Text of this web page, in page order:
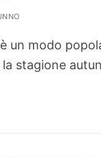
un modo
stagione